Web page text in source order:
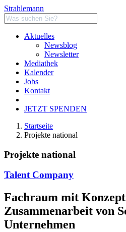
Strahlemann
Aktuelles
Newsblog
Newsletter
Mediathek
Kalender
Jobs
Kontakt
JETZT SPENDEN
Startseite
Projekte national
Projekte national
Talent Company
Fachraum mit
Zusammenarbeit von
Unternehmen